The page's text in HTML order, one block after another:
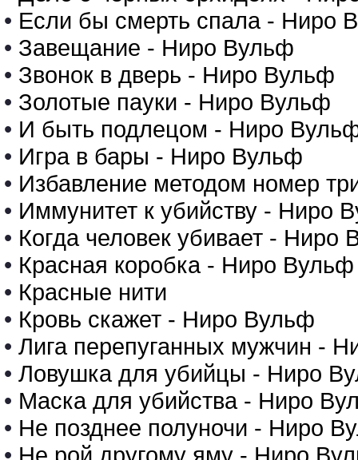
• Если бы смерть спала - Ниро
• Завещание - Ниро Вульф
• Звонок в дверь - Ниро Вульф
• Золотые пауки - Ниро Вульф
• И быть подлецом - Ниро
• Игра в бары - Ниро Вульф
• Избавление методом номер
• Иммунитет к убийству - Ниро
• Когда человек убивает - Ниро
• Красная коробка - Ниро Вульф
• Красные нити
• Кровь скажет - Ниро Вульф
• Лига перепуганных мужчин -
• Ловушка для убийцы - Ниро
• Маска для убийства - Ниро
• Не позднее полуночи - Ниро